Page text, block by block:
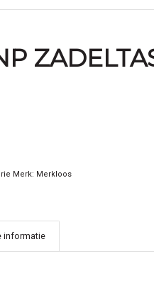
Merk: Merkloos
informatie